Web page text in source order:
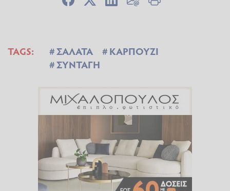
TAGS: ΣΑΛΑΤΑ
ΚΑΡΠΟΥΖΙ
ΣΥΝΤΑΓΗ